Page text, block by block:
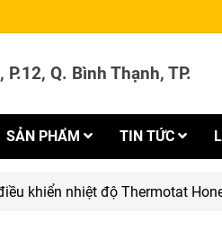
Q. Bình Thạnh, TP.
SẢN PHẨM TIN TỨC
khiển nhiệt độ Thermotat